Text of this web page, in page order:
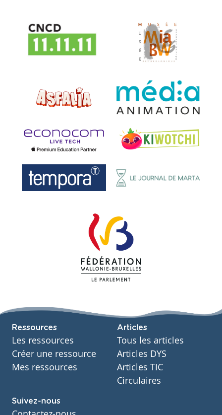
Ressources
Les ressources
Créer une ressource
Mes ressources
Articles
Tous les articles
Articles DYS
Articles TIC
Circulaires
Suivez-nous